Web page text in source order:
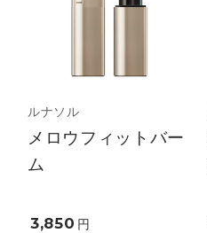
ルナソル
メロウフィットバー
ム
3,850 円